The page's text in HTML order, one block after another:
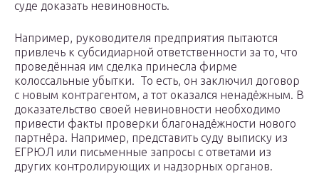
суде доказать невиновность.
Например, руководителя предприятия пытаются
привлечь к субсидиарной ответственности за то, что
проведённая им сделка принесла фирме
колоссальные убытки. То есть, он заключил договор
с новым контрагентом, а тот оказался ненадёжным. В
доказательство своей невиновности необходимо
привести факты проверки благонадёжности нового
партнёра. Например, представить суду выписку из
ЕГРЮЛ или письменные запросы с ответами из
других контролирующих и надзорных органов.